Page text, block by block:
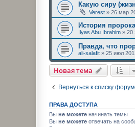
Какую сиру
Verest » 26 мар
История
Ilyas Abu Ibrahim » 20
Правда, что
ali-salafit » 25 июл
Новая тема
Вернуться к списку
ПРАВА ДОСТУПА
Вы не можете начинать темы
Вы не можете отвечать на